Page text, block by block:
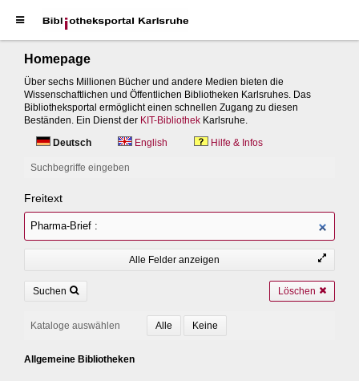
Homepage
Über sechs Millionen Bücher und andere Medien bieten die
Wissenschaftlichen und Öffentlichen Bibliotheken Karlsruhes. Das
Bibliotheksportal ermöglicht einen schnellen Zugang zu diesen
Beständen. Ein Dienst der KIT-Bibliothek Karlsruhe.
Deutsch
English Hilfe & Infos
Suchbegriffe eingeben
Freitext
Alle Felder anzeigen
Suchen Löschen
Kataloge auswählen
Allgemeine Bibliotheken